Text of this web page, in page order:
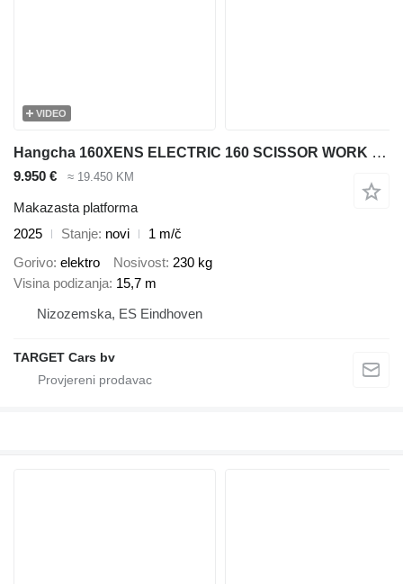
VIDEO
Hangcha 160XENS ELECTRIC 160 SCISSOR WORK LIFT 2025 1HR 1570CM 82BE00290
9.950 € ≈ 19.450 KM
Makazasta platforma
2025
Stanje novi
1 m/č
Gorivo elektro Nosivost 230 kg
Visina podizanja 15,7 m
Nizozemska, ES Eindhoven
TARGET Cars bv